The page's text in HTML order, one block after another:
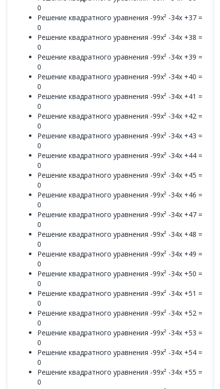
0
Решение квадратного уравнения -99x² -34x +37 =
0
Решение квадратного уравнения -99x² -34x +38 =
0
Решение квадратного уравнения -99x² -34x +39 =
0
Решение квадратного уравнения -99x² -34x +40 =
0
Решение квадратного уравнения -99x² -34x +41 =
0
Решение квадратного уравнения -99x² -34x +42 =
0
Решение квадратного уравнения -99x² -34x +43 =
0
Решение квадратного уравнения -99x² -34x +44 =
0
Решение квадратного уравнения -99x² -34x +45 =
0
Решение квадратного уравнения -99x² -34x +46 =
0
Решение квадратного уравнения -99x² -34x +47 =
0
Решение квадратного уравнения -99x² -34x +48 =
0
Решение квадратного уравнения -99x² -34x +49 =
0
Решение квадратного уравнения -99x² -34x +50 =
0
Решение квадратного уравнения -99x² -34x +51 =
0
Решение квадратного уравнения -99x² -34x +52 =
0
Решение квадратного уравнения -99x² -34x +53 =
0
Решение квадратного уравнения -99x² -34x +54 =
0
Решение квадратного уравнения -99x² -34x +55 =
0